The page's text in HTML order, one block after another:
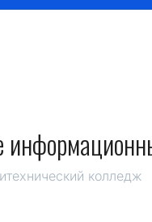
колледж